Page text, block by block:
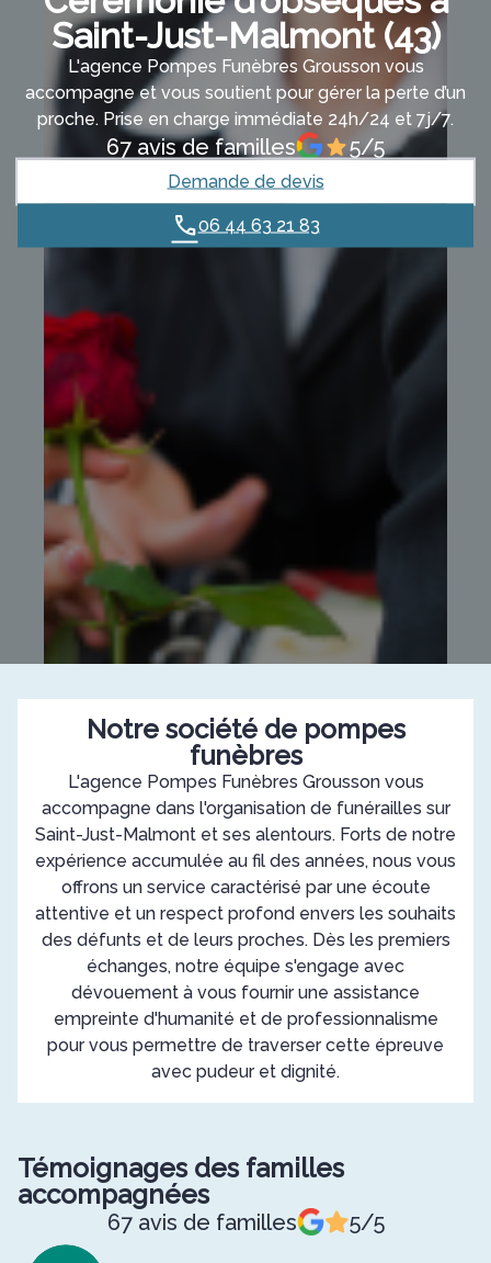
Saint-Just-Malmont (43)
L'agence Pompes Funèbres Grousson vous
accompagne et vous soutient pour gérer la perte d’un
proche. Prise en charge immédiate 24h/24 et 7j/7.
67 avis de familles 5/5
Demande de devis
06 44 63 21 83
Notre société de pompes
funèbres
L'agence Pompes Funèbres Grousson vous
accompagne dans l'organisation de funérailles sur
Saint-Just-Malmont et ses alentours. Forts de notre
expérience accumulée au fil des années, nous vous
offrons un service caractérisé par une écoute
attentive et un respect profond envers les souhaits
des défunts et de leurs proches. Dès les premiers
échanges, notre équipe s'engage avec
dévouement à vous fournir une assistance
empreinte d'humanité et de professionnalisme
pour vous permettre de traverser cette épreuve
avec pudeur et dignité.
Témoignages des familles
accompagnées
67 avis de familles 5/5